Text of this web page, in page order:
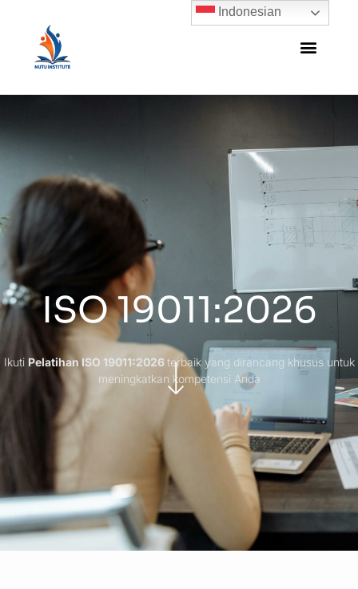
ISO 19011:2026
Ikuti Pelatihan ISO 19011:2026terbaik yang dirancang khusus untuk
meningkatkan kompetensi Anda
Indonesian